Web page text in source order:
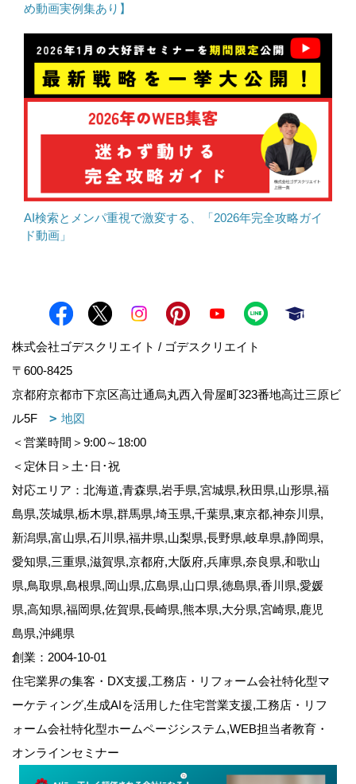
め動画実例集あり】
AI検索とメンパ重視で激変する、「2026年完全攻略ガイ
ド動画」
株式会社ゴデスクリエイト / ゴデスクリエイト
〒600-8425
京都府京都市下京区高辻通烏丸西入骨屋町323番地高辻三原ビ
ル5F
地図
＜営業時間＞9:00～18:00
＜定休日＞土･日･祝
対応エリア：北海道,青森県,岩手県,宮城県,秋田県,山形県,福
島県,茨城県,栃木県,群馬県,埼玉県,千葉県,東京都,神奈川県,
新潟県,富山県,石川県,福井県,山梨県,長野県,岐阜県,静岡県,
愛知県,三重県,滋賀県,京都府,大阪府,兵庫県,奈良県,和歌山
県,鳥取県,島根県,岡山県,広島県,山口県,徳島県,香川県,愛媛
県,高知県,福岡県,佐賀県,長崎県,熊本県,大分県,宮崎県,鹿児
島県,沖縄県
創業：2004-10-01
住宅業界の集客・DX支援,工務店・リフォーム会社特化型マ
ーケティング,生成AIを活用した住宅営業支援,工務店・リフ
ォーム会社特化型ホームページシステム,WEB担当者教育・
オンラインセミナー